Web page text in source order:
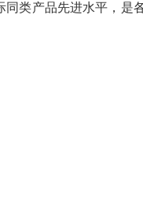
同类产品先进水平，是